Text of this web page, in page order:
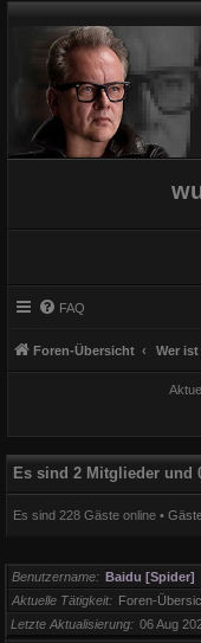
FAQ
Foren-Übersicht Wer
Es sind 2 Mitglieder und
Es sind 228 Gäste online •
Benutzername
Baidu [Spider]
Aktuelle Tätigkeit
Foren-
Letzte Aktualisierung
06 Aug